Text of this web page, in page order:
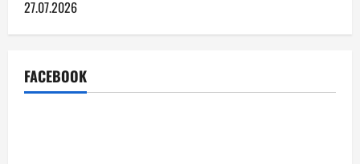
27.07.2026
FACEBOOK